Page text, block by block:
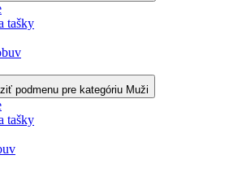
tašky
podmenu pre kategóriu Muži
tašky